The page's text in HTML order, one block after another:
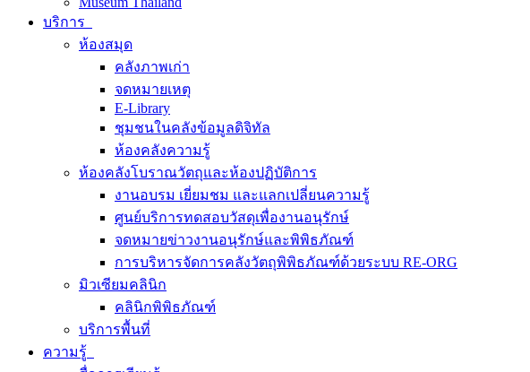
บริการ
ห้องสมุด
คลังภาพเก่า
จดหมายเหตุ
E-Library
ชุมชนในคลังข้อมูลดิจิทัล
ห้องคลังความรู้
ห้องคลังโบราณวัตถุและห้องปฏิบัติการ
งานอบรม เยี่ยมชม และแลกเปลี่ยนความรู้
ศูนย์บริการทดสอบวัสดุเพื่องานอนุรักษ์
จดหมายข่าวงานอนุรักษ์และพิพิธภัณฑ์
การบริหารจัดการคลังวัตถุพิพิธภัณฑ์ด้วยระบบ RE-ORG
มิวเซียมคลินิก
คลินิกพิพิธภัณฑ์
บริการพื้นที่
ความรู้